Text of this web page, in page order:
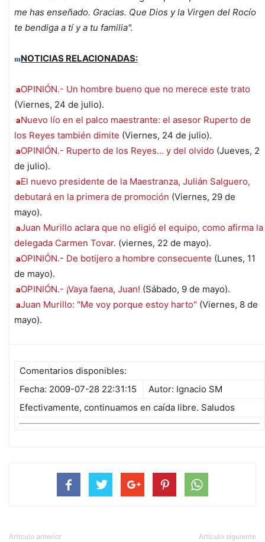
me has enseñado. Gracias. Que Dios y la Virgen del Rocío
te bendiga a tí y a tu familia".
mNOTICIAS RELACIONADAS:
aOPINIÓN.- Un hombre bueno que no merece este trato
(Viernes, 24 de julio).
aNuevo lío en el palco maestrante: el asesor Ruperto de
los Reyes también dimite (Viernes, 24 de julio).
aOPINIÓN.- Ruperto de los Reyes… y del olvido (Jueves, 2
de julio).
aEl nuevo presidente de la Maestranza, Julián Salguero,
debutará en la primera de promoción (Viernes, 29 de
mayo).
aJuan Murillo aclara que no eligió el equipo, como afirma la
delegada Carmen Tovar. (viernes, 22 de mayo).
aOPINIÓN.- De botijero a hombre consecuente (Lunes, 11
de mayo).
aOPINIÓN.- ¡Vaya faena, Juan! (Sábado, 9 de mayo).
aJuan Murillo: "Me voy porque estoy harto" (Viernes, 8 de
mayo).
Comentarios disponibles:
Fecha: 2009-07-28 22:31:15
Autor: Ignacio SM
Efectivamente, continuamos en caída libre. Saludos
Artículo anterior Artículo siguiente